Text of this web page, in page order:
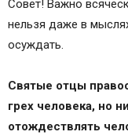
Совет! Важно
нельзя даже в
осуждать.
Святые отцы
грех человека, но
отождествлять